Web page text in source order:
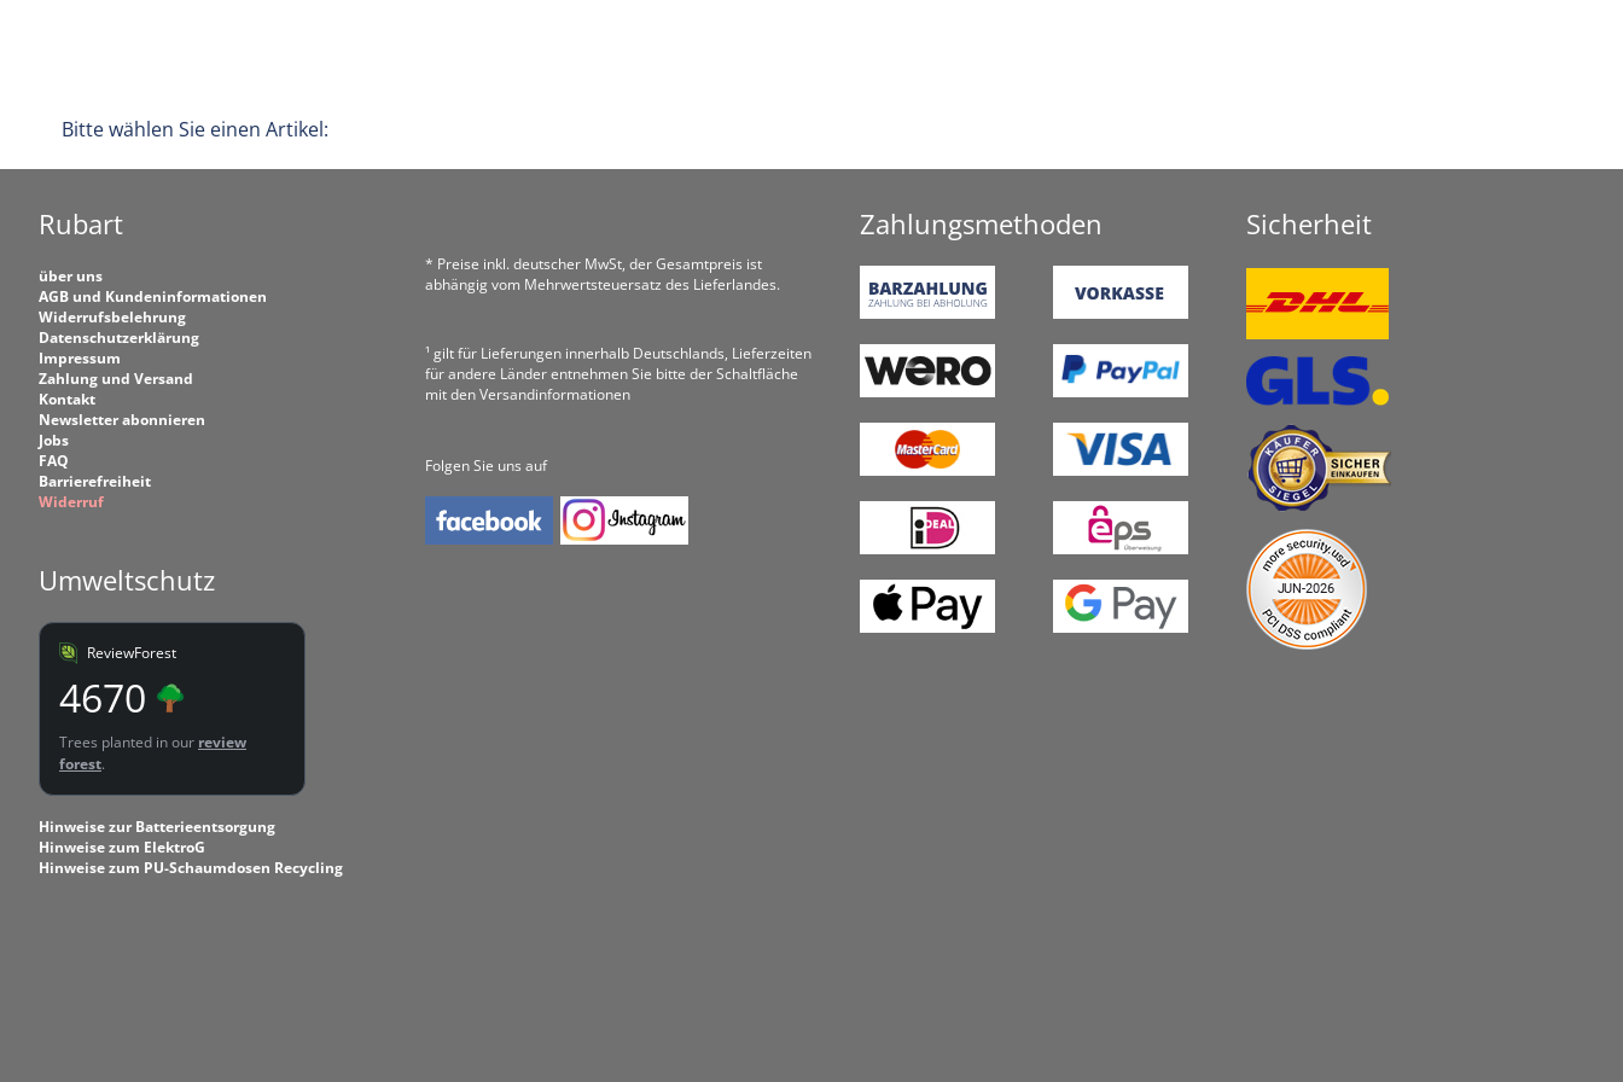
Bitte wählen Sie einen Artikel:
Rubart
über uns
AGB und Kundeninformationen
Widerrufsbelehrung
Datenschutzerklärung
Impressum
Zahlung und Versand
Kontakt
Newsletter abonnieren
Jobs
FAQ
Barrierefreiheit
Widerruf
Umweltschutz
ReviewForest
4670
Trees planted in our review
forest.
Hinweise zur Batterieentsorgung
Hinweise zum ElektroG
Hinweise zum PU-Schaumdosen Recycling
* Preise inkl. deutscher MwSt, der Gesamtpreis ist
abhängig vom Mehrwertsteuersatz des Lieferlandes.
¹ gilt für Lieferungen innerhalb Deutschlands, Lieferzeiten
für andere Länder entnehmen Sie bitte der Schaltfläche
mit den Versandinformationen
Folgen Sie uns auf
Zahlungsmethoden Sicherheit